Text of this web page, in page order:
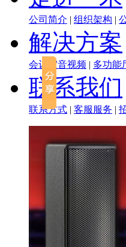
公司简介 | 组织架构 |
解决方案
会议室音视频 | 多功能
联系我们
联系方式 | 客服服务 |